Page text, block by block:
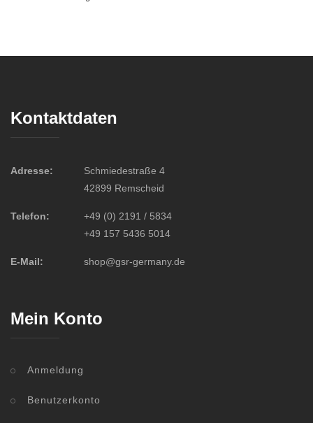
Kontaktdaten
Adresse:
Schmiedestraße 4
42899 Remscheid
Telefon:
+49 (0) 2191 / 5834
+49 157 5436 5014
E-Mail: shop@gsr-germany.de
Mein Konto
Anmeldung
Benutzerkonto